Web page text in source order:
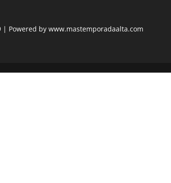
| Powered by www.mastemporadaalta.com